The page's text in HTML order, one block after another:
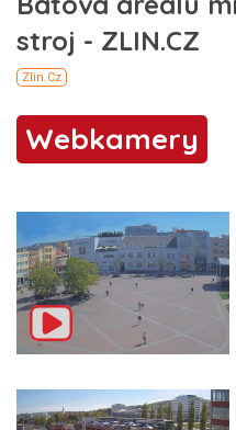
Webkamery